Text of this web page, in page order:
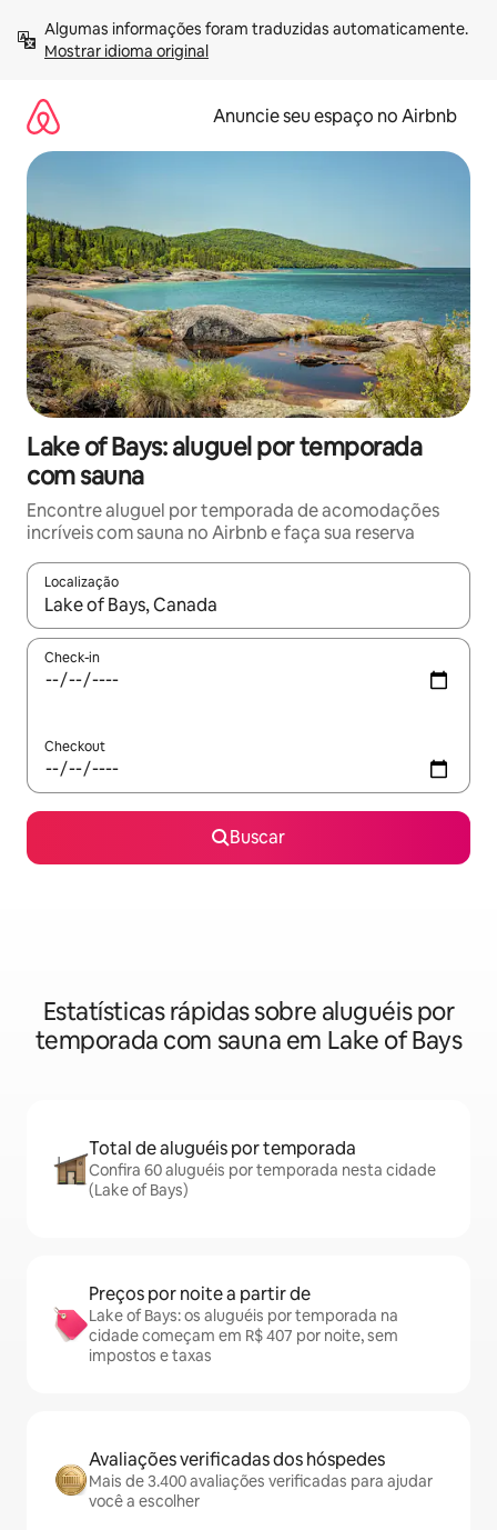
para
Mostrar idioma original
Anuncie seu espaço no Airbnb
Lake of Bays: aluguel por temporada
com sauna
Encontre aluguel por temporada de acomodações
incríveis com sauna no Airbnb e faça sua reserva
Localização
Quando os resultados estiverem disponíveis, explore-os
Check-in
Checkout
Buscar
Estatísticas rápidas sobre aluguéis por
temporada com sauna em Lake of Bays
Total de aluguéis por temporada
Confira 60 aluguéis por temporada nesta cidade
(Lake of Bays)
Preços por noite a partir de
Lake of Bays: os aluguéis por temporada na
cidade começam em R$ 407 por noite, sem
impostos e taxas
Avaliações verificadas dos hóspedes
Mais de 3.400 avaliações verificadas para ajudar
você a escolher